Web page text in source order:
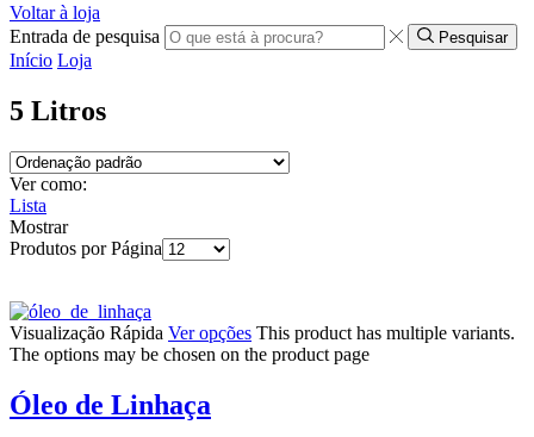
Voltar à loja
Entrada de pesquisa
Pesquisar
Início Loja
5 Litros
Ver como:
Lista
Mostrar
Produtos por Página
Visualização Rápida Ver opções This product has multiple variants.
The options may be chosen on the product page
Óleo de Linhaça